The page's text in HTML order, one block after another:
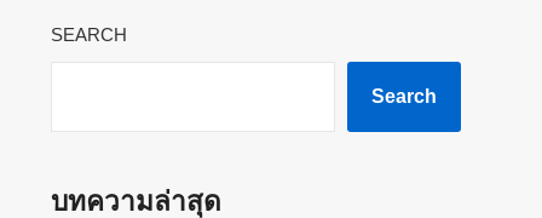
SEARCH
Search
บทความล่าสุด